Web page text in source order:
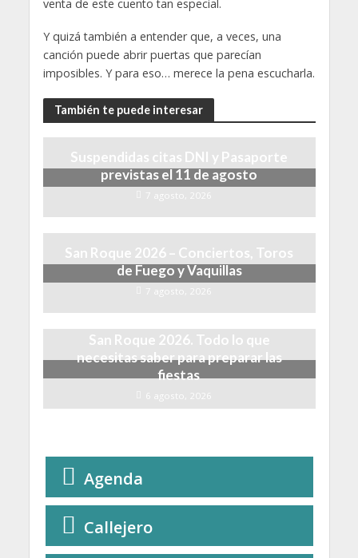
venta de este cuento tan especial.
Y quizá también a entender que, a veces, una
canción puede abrir puertas que parecían
imposibles. Y para eso… merece la pena escucharla.
También te puede interesar
Suspendidas citas DNI y Pasaporte
previstas el 11 de agosto
7 agosto, 2026
San Roque 2026 – Conciertos, Toros
de Fuego y Vaquillas
7 agosto, 2026
San Roque 2026. Todo lo que
necesitas saber para preparar las
fiestas
6 agosto, 2026
Agenda
Callejero